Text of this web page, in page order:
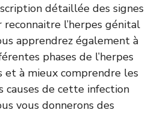
détaillée des signes
l’herpes génital
apprendrez également à
phases de l’herpes
et à mieux comprendre les
causes de cette infection
vous donnerons des